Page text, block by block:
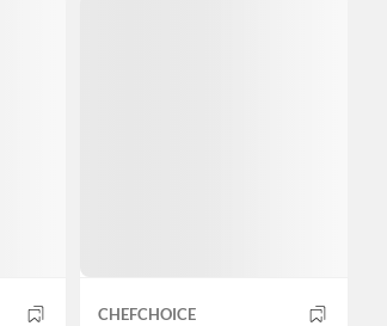
CHEFCHOICE